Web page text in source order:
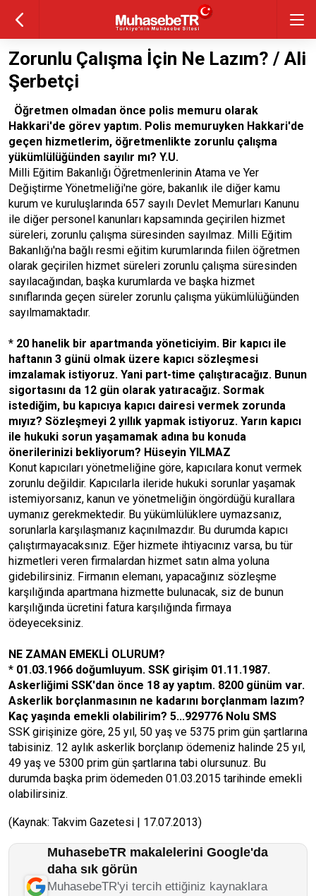
Zorunlu Çalışma İçin Ne Lazım? / Ali
Şerbetçi
Öğretmen olmadan önce polis memuru olarak
Hakkari'de görev yaptım. Polis memuruyken Hakkari'de
geçen hizmetlerim, öğretmenlikte zorunlu çalışma
yükümlülüğünden sayılır mı? Y.U.
Milli Eğitim Bakanlığı Öğretmenlerinin Atama ve Yer
Değiştirme Yönetmeliği'ne göre, bakanlık ile diğer kamu
kurum ve kuruluşlarında 657 sayılı Devlet Memurları Kanunu
ile diğer personel kanunları kapsamında geçirilen hizmet
süreleri, zorunlu çalışma süresinden sayılmaz. Milli Eğitim
Bakanlığı'na bağlı resmi eğitim kurumlarında fiilen öğretmen
olarak geçirilen hizmet süreleri zorunlu çalışma süresinden
sayılacağından, başka kurumlarda ve başka hizmet
sınıflarında geçen süreler zorunlu çalışma yükümlülüğünden
sayılmamaktadır.
* 20 hanelik bir apartmanda yöneticiyim. Bir kapıcı ile
haftanın 3 günü olmak üzere kapıcı sözleşmesi
imzalamak istiyoruz. Yani part-time çalıştıracağız. Bunun
sigortasını da 12 gün olarak yatıracağız. Sormak
istediğim, bu kapıcıya kapıcı dairesi vermek zorunda
mıyız? Sözleşmeyi 2 yıllık yapmak istiyoruz. Yarın kapıcı
ile hukuki sorun yaşamamak adına bu konuda
önerilerinizi bekliyorum? Hüseyin YILMAZ
Konut kapıcıları yönetmeliğine göre, kapıcılara konut vermek
zorunlu değildir. Kapıcılarla ileride hukuki sorunlar yaşamak
istemiyorsanız, kanun ve yönetmeliğin öngördüğü kurallara
uymanız gerekmektedir. Bu yükümlülüklere uymazsanız,
sorunlarla karşılaşmanız kaçınılmazdır. Bu durumda kapıcı
çalıştırmayacaksınız. Eğer hizmete ihtiyacınız varsa, bu tür
hizmetleri veren firmalardan hizmet satın alma yoluna
gidebilirsiniz. Firmanın elemanı, yapacağınız sözleşme
karşılığında apartmana hizmette bulunacak, siz de bunun
karşılığında ücretini fatura karşılığında firmaya
ödeyeceksiniz.
NE ZAMAN EMEKLİ OLURUM?
* 01.03.1966 doğumluyum. SSK girişim 01.11.1987.
Askerliğimi SSK'dan önce 18 ay yaptım. 8200 günüm var.
Askerlik borçlanmasının ne kadarını borçlanmam lazım?
Kaç yaşında emekli olabilirim? 5...929776 Nolu SMS
SSK girişinize göre, 25 yıl, 50 yaş ve 5375 prim gün şartlarına
tabisiniz. 12 aylık askerlik borçlanıp ödemeniz halinde 25 yıl,
49 yaş ve 5300 prim gün şartlarına tabi olursunuz. Bu
durumda başka prim ödemeden 01.03.2015 tarihinde emekli
olabilirsiniz.
(Kaynak: Takvim Gazetesi | 17.07.2013)
MuhasebeTR makalelerini Google'da
daha sık görün
MuhasebeTR'yi tercih ettiğiniz kaynaklara